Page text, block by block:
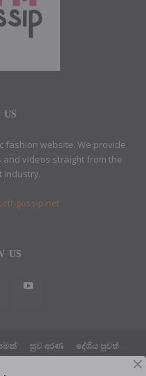
US
fashion website. We provide
videos straight from the
industry.
US
සුව අරණ
දේශිය පුවත්